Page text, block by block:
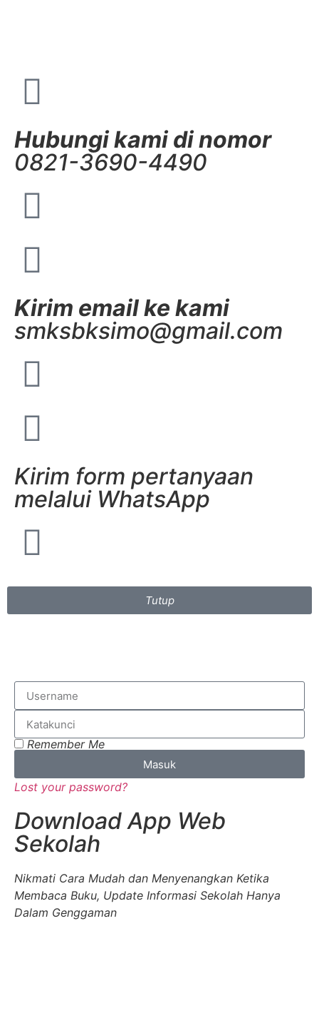
Hubungi kami di nomor
0821-3690-4490
Kirim email ke kami
smksbksimo@gmail.com
Kirim form pertanyaan
melalui WhatsApp
Tutup
Remember Me
Masuk
Lost your password?
Download App Web
Sekolah
Nikmati Cara Mudah dan Menyenangkan Ketika
Membaca Buku, Update Informasi Sekolah Hanya
Dalam Genggaman